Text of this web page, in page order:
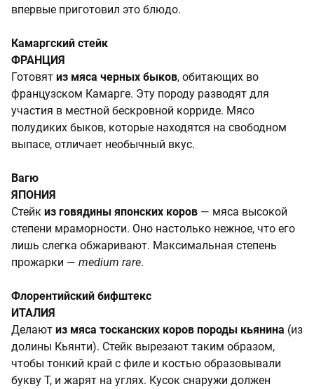
впервые приготовил это блюдо.
Камаргский стейк
ФРАНЦИЯ
Готовят из мяса черных быков, обитающих во
французском Камарге. Эту породу разводят для
участия в местной бескровной корриде. Мясо
полудиких быков, которые находятся на свободном
выпасе, отличает необычный вкус.
Вагю
ЯПОНИЯ
Стейк из говядины японских коров — мяса высокой
степени мраморности. Оно настолько нежное, что его
лишь слегка обжаривают. Максимальная степень
прожарки — medium rare.
Флорентийский бифштекс
ИТАЛИЯ
Делают из мяса тосканских коров породы кьянина (из
долины Кьянти). Стейк вырезают таким образом,
чтобы тонкий край с филе и костью образовывали
букву Т, и жарят на углях. Кусок снаружи должен